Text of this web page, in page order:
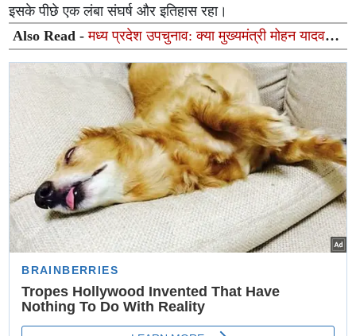
इसके पीछे एक लंबा संघर्ष और इतिहास रहा।
Also Read -मध्य प्रदेश उपचुनाव: क्या मुख्यमंत्री मोहन यादव
भाजपा के लिए जीत की गारंटी नहीं बन पा रहे?